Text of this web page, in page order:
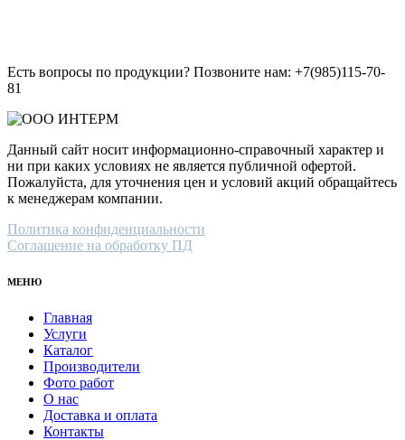
Есть вопросы по продукции? Позвоните нам: +7(985)115-70-
81
Данный сайт носит информационно-справочный характер и
ни при каких условиях не является публичной офертой.
Пожалуйста, для уточнения цен и условий акций обращайтесь
к менеджерам компании.
Политика конфиденциальности
Соглашение на обработку ПД
МЕНЮ
Главная
Услуги
Каталог
Производители
Фото работ
О нас
Доставка и оплата
Контакты